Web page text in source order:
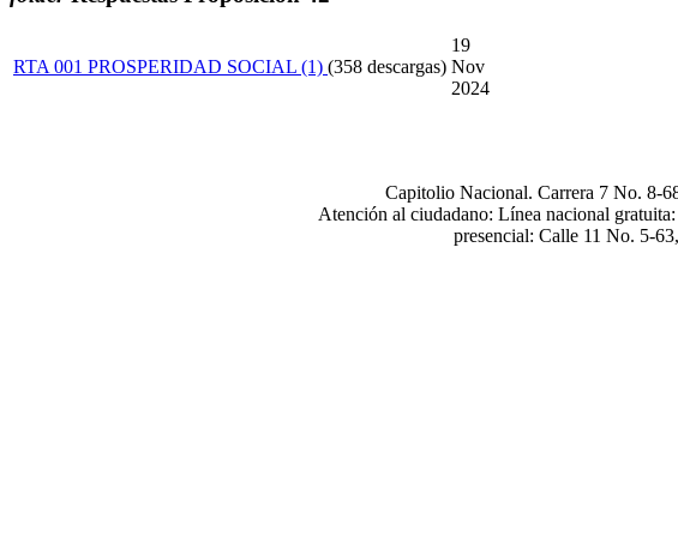
xnxx
Videos
RTA 001 PROSPERIDAD SOCIAL (1) (358 descargas)
19
Nov
2024
Capitolio Nacional. Carrera 7 No. 8-
Atención al ciudadano: Línea nacional
presencial: Calle 11 No. 5-